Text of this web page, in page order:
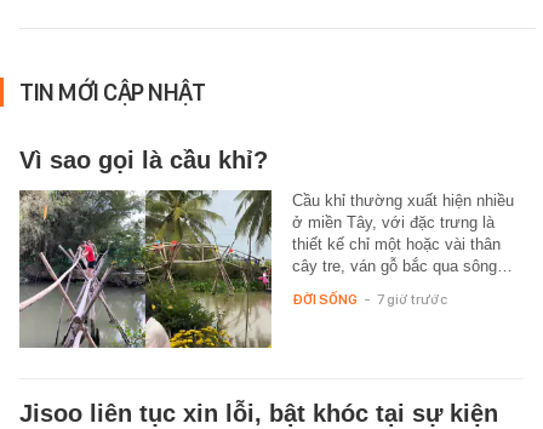
TIN MỚI CẬP NHẬT
Vì sao gọi là cầu khỉ?
Cầu khỉ thường xuất hiện nhiều
ở miền Tây, với đặc trưng là
thiết kế chỉ một hoặc vài thân
cây tre, ván gỗ bắc qua sông…
ĐỜI SỐNG - 7 giờ trước
Jisoo liên tục xin lỗi, bật khóc tại sự kiện